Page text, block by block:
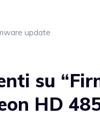
update
su
HD